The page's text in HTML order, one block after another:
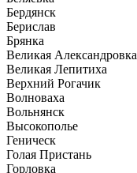
Бердянск
Берислав
Брянка
Великая Александровка
Великая Лепитиха
Верхний Рогачик
Волноваха
Вольнянск
Высокополье
Геническ
Голая Пристань
Горловка